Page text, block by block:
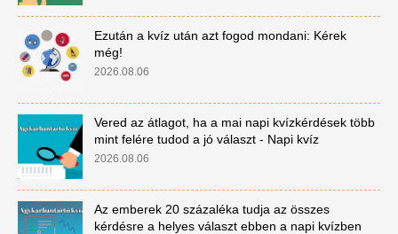
Ezután a kvíz után azt fogod mondani: Kérek
még!
2026.08.06
Vered az átlagot, ha a mai napi kvízkérdések több
mint felére tudod a jó választ - Napi kvíz
2026.08.06
Az emberek 20 százaléka tudja az összes
kérdésre a helyes választ ebben a napi kvízben